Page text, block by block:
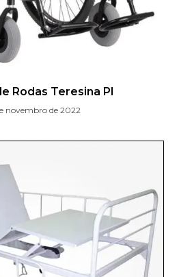
Rodas Teresina PI
novembro de 2022